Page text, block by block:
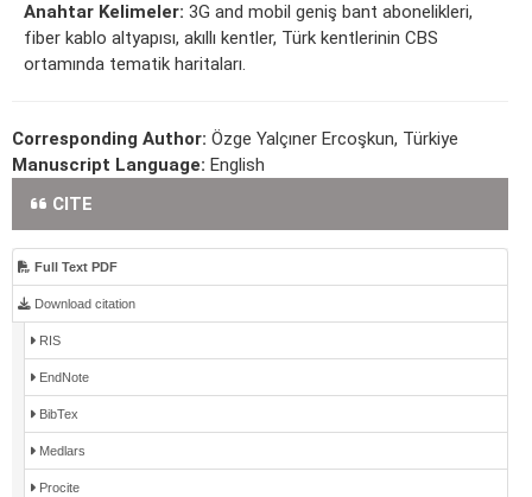
Anahtar Kelimeler: 3G and mobil geniş bant abonelikleri,
fiber kablo altyapısı, akıllı kentler, Türk kentlerinin CBS
ortamında tematik haritaları.
Corresponding Author: Özge Yalçıner Ercoşkun, Türkiye
Manuscript Language: English
CITE
Full Text PDF
Download citation
RIS
EndNote
BibTex
Medlars
Procite